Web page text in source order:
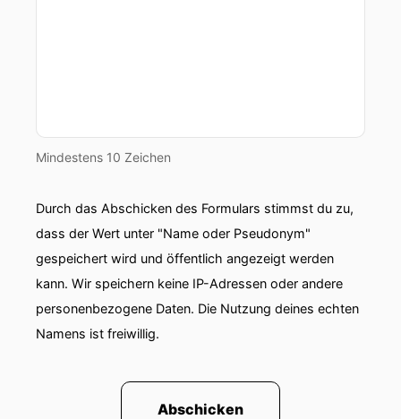
Mindestens 10 Zeichen
Durch das Abschicken des Formulars stimmst du zu,
dass der Wert unter "Name oder Pseudonym"
gespeichert wird und öffentlich angezeigt werden
kann. Wir speichern keine IP-Adressen oder andere
personenbezogene Daten. Die Nutzung deines echten
Namens ist freiwillig.
Abschicken